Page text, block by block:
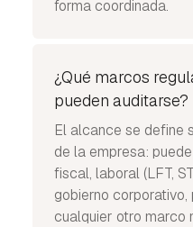
forma coordinada.
¿Qué marcos
pueden auditarse?
El alcance se define
de la empresa:
fiscal, laboral (LFT,
gobierno
cualquier otro marco